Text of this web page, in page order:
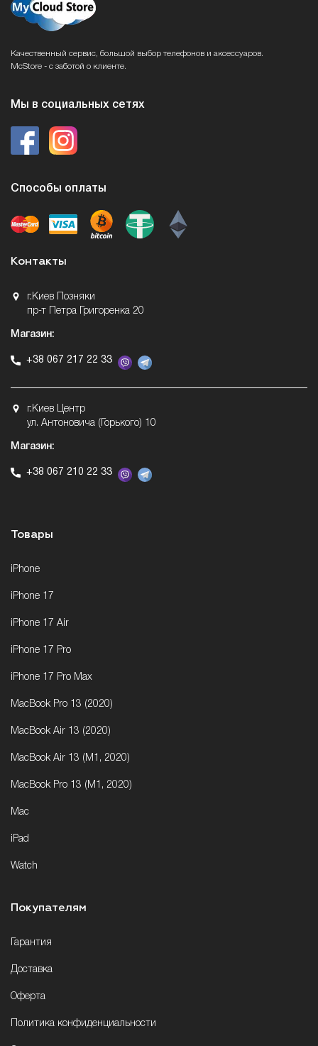
Качественный сервис, большой выбор телефонов и аксессуаров.
McStore - с заботой о клиенте.
Мы в социальных сетях
Способы оплаты
Контакты
г.Киев Позняки
пр-т Петра Григоренка 20
Магазин:
+38 067 217 22 33
г.Киев Центр
ул. Антоновича (Горького) 10
Магазин:
+38 067 210 22 33
Товары
iPhone
iPhone 17
iPhone 17 Air
iPhone 17 Pro
iPhone 17 Pro Max
MacBook Pro 13 (2020)
MacBook Air 13 (2020)
MacBook Air 13 (M1, 2020)
MacBook Pro 13 (M1, 2020)
Mac
iPad
Watch
Покупателям
Гарантия
Доставка
Оферта
Политика конфиденциальности